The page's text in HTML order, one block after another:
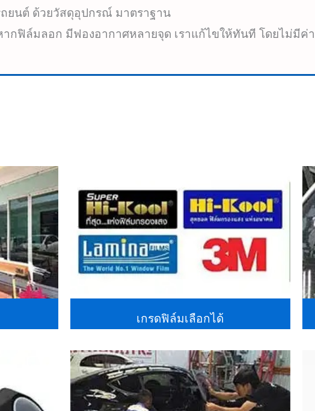
ยนต์ ด้วยวัสดุอุปกรณ์ มาตราฐาน
ากฟิล์มลอก มีฟองอากาศหลายจุด เราแก้ไขให้ทันที โดยไม่มีค่
เกรดฟิล์มเลือกได้